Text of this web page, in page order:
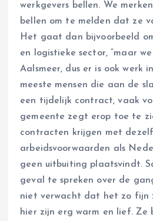
werkgevers bellen. We
bellen om te melden dat ze
Het gaat dan bijvoorbeeld
en logistieke sector, “maar
Aalsmeer, dus er is ook werk
meeste mensen die aan de
een tijdelijk contract, vaak
gemeente zegt erop toe te
contracten krijgen met
arbeidsvoorwaarden als
geen uitbuiting plaatsvindt.
geval te spreken over de
niet verwacht dat het zo fijn
hier zijn erg warm en lief. Ze